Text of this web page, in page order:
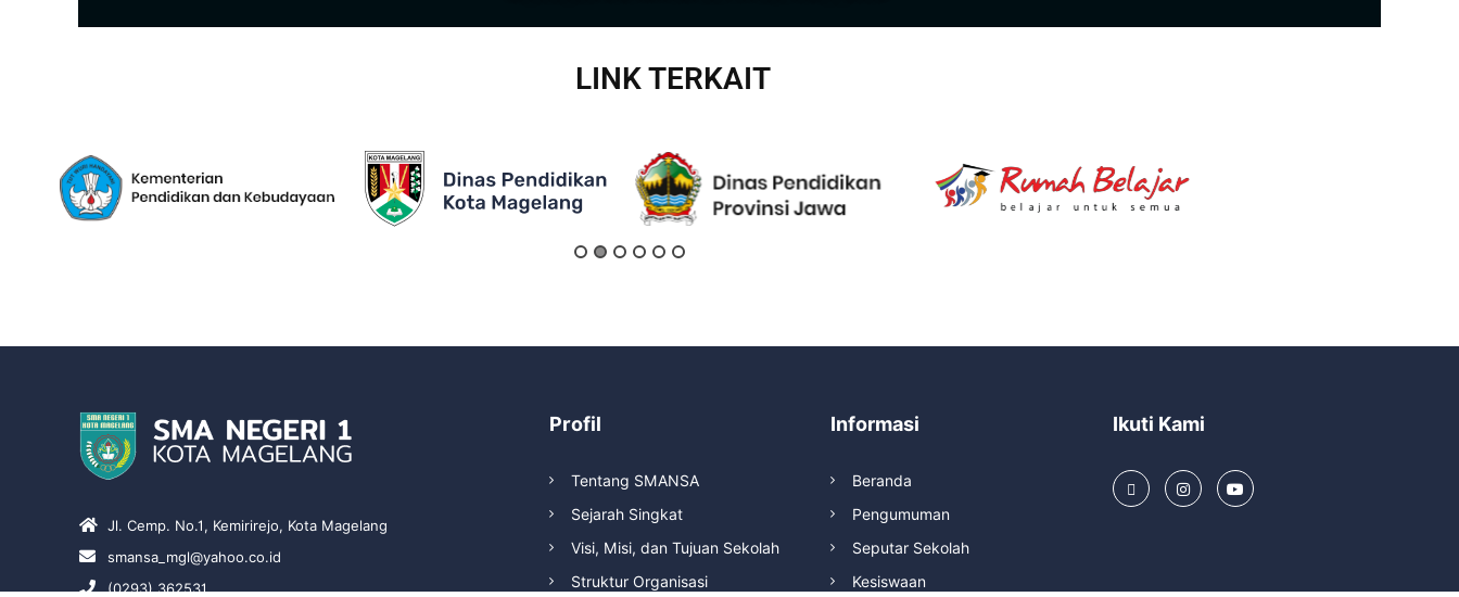
LINK TERKAIT
Jl. Cemp. No.1, Kemirirejo, Kota Magelang
smansa_mgl@yahoo.co.id
(0293) 362531
Profil
Tentang SMANSA
Sejarah Singkat
Visi, Misi, dan Tujuan Sekolah
Struktur Organisasi
Informasi
Beranda
Pengumuman
Seputar Sekolah
Kesiswaan
Ikuti Kami